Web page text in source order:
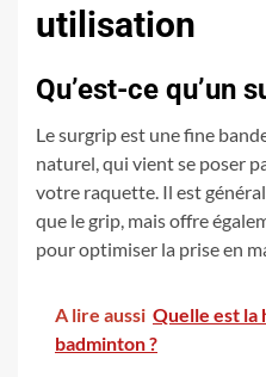
utilisation
Qu’est-ce qu’un
Le surgrip est une fine
naturel, qui vient se poser
votre raquette. Il est
que le grip, mais offre
pour optimiser la prise en
A lire aussi Quelle est la
badminton ?